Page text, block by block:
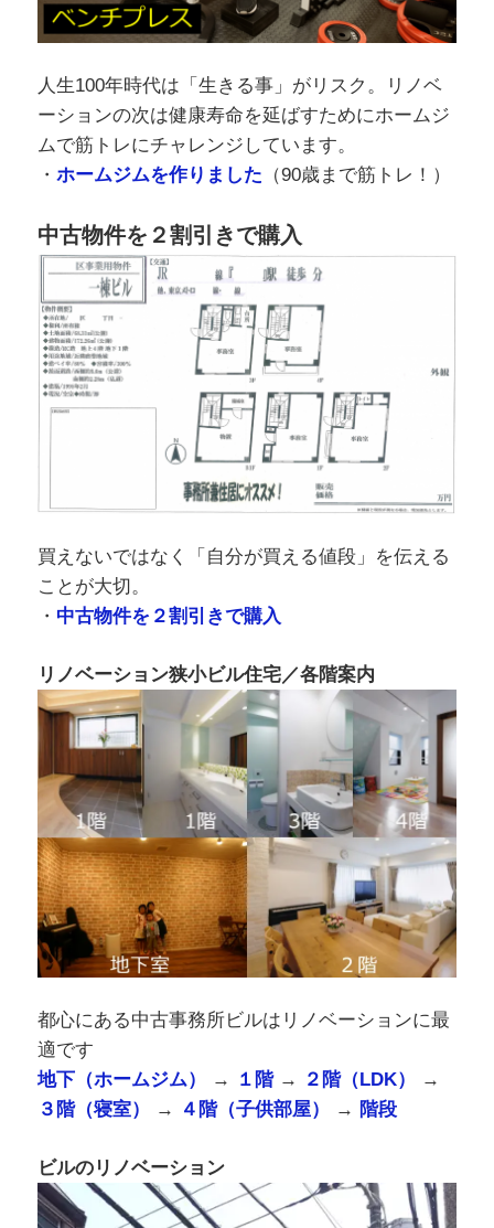
人生100年時代は「生きる事」がリスク。リノベ
ーションの次は健康寿命を延ばすためにホームジ
ムで筋トレにチャレンジしています。
・ ホームジムを作りました （90歳まで筋トレ！）
中古物件を２割引きで購入
買えないではなく「自分が買える値段」を伝える
ことが大切。
・ 中古物件を２割引きで購入
リノベーション狭小ビル住宅／各階案内
都心にある中古事務所ビルはリノベーションに最
適です
地下（ホームジム）
→ １階→ ２階（LDK）
→
３階（寝室）
→ ４階（子供部屋） → 階段
ビルのリノベーション